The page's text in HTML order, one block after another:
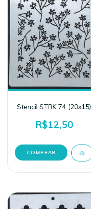
Stencil STRK 74 (20x15)
R$12,50